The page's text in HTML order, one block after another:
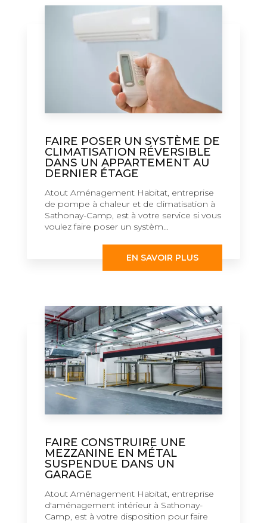
FAIRE POSER UN SYSTÈME DE
CLIMATISATION RÉVERSIBLE
DANS UN APPARTEMENT AU
DERNIER ÉTAGE
Atout Aménagement Habitat, entreprise
de pompe à chaleur et de climatisation à
Sathonay-Camp, est à votre service si vous
voulez faire poser un systèm...
EN SAVOIR PLUS
FAIRE CONSTRUIRE UNE
MEZZANINE EN MÉTAL
SUSPENDUE DANS UN
GARAGE
Atout Aménagement Habitat, entreprise
d'aménagement intérieur à Sathonay-
Camp, est à votre disposition pour faire